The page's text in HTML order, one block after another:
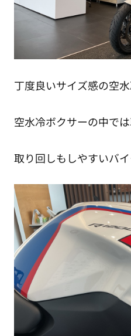
丁度良いサイズ感の空
空水冷ボクサーの中で
取り回しもしやすいバ